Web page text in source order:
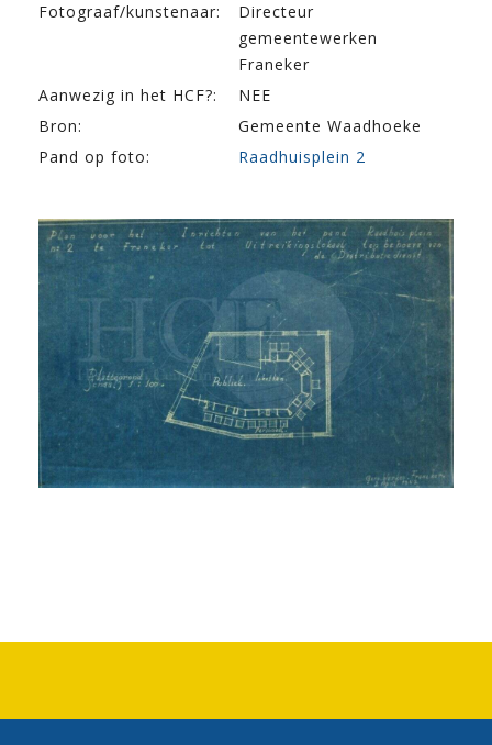
Fotograaf/kunstenaar:
Directeur
gemeentewerken
Franeker
Aanwezig in het HCF?:
NEE
Bron:
Gemeente Waadhoeke
Pand op foto:
Raadhuisplein 2